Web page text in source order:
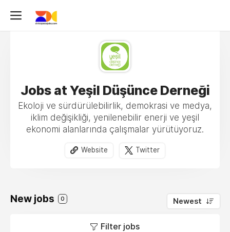
Jobs at Yeşil Düşünce Derneği
Ekoloji ve sürdürülebilirlik, demokrasi ve medya,
iklim değişikliği, yenilenebilir enerji ve yeşil
ekonomi alanlarında çalışmalar yürütüyoruz.
Website Twitter
New jobs 0 Newest
Filter jobs